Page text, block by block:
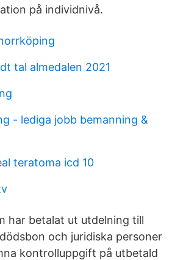
på individnivå.
tal almedalen 2021
- lediga jobb bemanning &
teratoma icd 10
har betalat ut utdelning till
och juridiska personer
kontrolluppgift på utbetald